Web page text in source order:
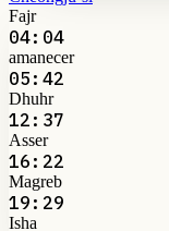
Fajr
04:04
amanecer
05:42
Dhuhr
12:37
Asser
16:22
Magreb
19:29
Isha